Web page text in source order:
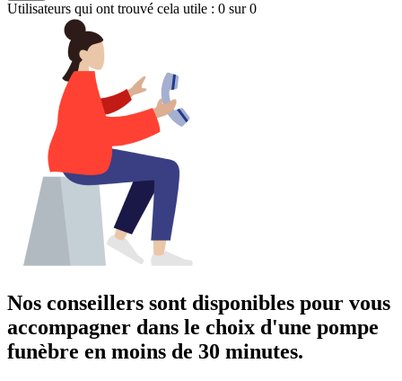
Utilisateurs qui ont trouvé cela utile : 0 sur 0
Nos conseillers sont disponibles pour vous
accompagner dans le choix d'une pompe
funèbre en moins de 30 minutes.